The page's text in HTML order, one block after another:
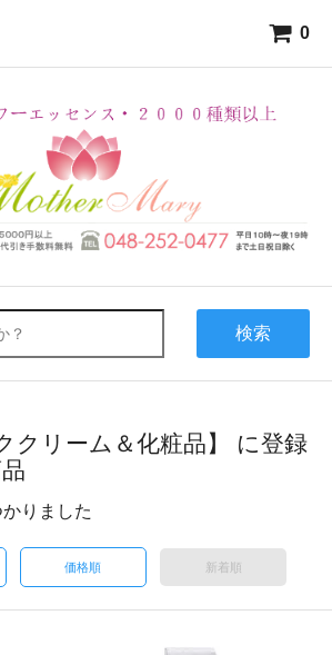
0
検索
クリーム＆化粧品】 に登録
りました
価格順 新着順